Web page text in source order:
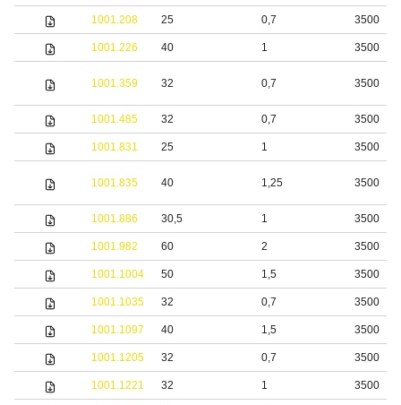
1001.208 25 0,7 3500
1001.226 40 1 3500
1001.359 32 0,7 3500
1001.485 32 0,7 3500
1001.831 25 1 3500
1001.835 40 1,25 3500
1001.886 30,5 1 3500
1001.982 60 2 3500
1001.1004 50 1,5 3500
1001.1035 32 0,7 3500
1001.1097 40 1,5 3500
1001.1205 32 0,7 3500
1001.1221 32 1 3500